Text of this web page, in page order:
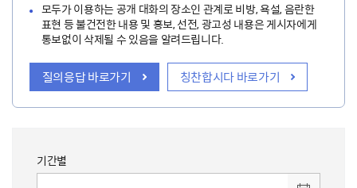
모두가 이용하는 공개 대화의 장소인 관계로 비방, 욕설, 음란한
표현 등 불건전한 내용 및 홍보, 선전, 광고성 내용은 게시자에게
통보없이 삭제될 수 있음을 알려드립니다.
질의응답 바로가기 칭찬합시다 바로가기
기간별